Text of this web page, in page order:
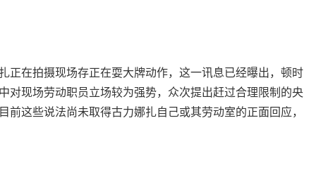
在拍摄现场存正在耍大牌动作，这一讯息已经曝出，顿时
对现场劳动职员立场较为强势，众次提出赶过合理限制的央
这些说法尚未取得古力娜扎自己或其劳动室的正面回应，